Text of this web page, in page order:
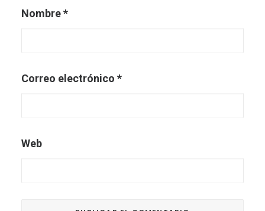
Nombre*
Correo electrónico *
Web